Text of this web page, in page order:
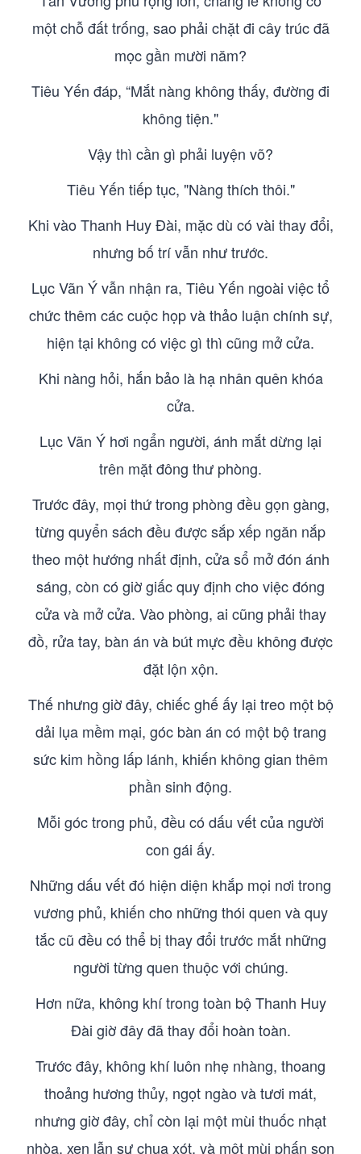
một chỗ đất trống, sao phải chặt đi cây trúc đã
mọc gần mười năm?
Tiêu Yến đáp, “Mắt nàng không thấy, đường đi
không tiện."
Vậy thì cần gì phải luyện võ?
Tiêu Yến tiếp tục, "Nàng thích thôi."
Khi vào Thanh Huy Đài, mặc dù có vài thay đổi,
nhưng bố trí vẫn như trước.
Lục Vãn Ý vẫn nhận ra, Tiêu Yến ngoài việc tổ
chức thêm các cuộc họp và thảo luận chính sự,
hiện tại không có việc gì thì cũng mở cửa.
Khi nàng hỏi, hắn bảo là hạ nhân quên khóa
cửa.
Lục Vãn Ý hơi ngẩn người, ánh mắt dừng lại
trên mặt đông thư phòng.
Trước đây, mọi thứ trong phòng đều gọn gàng,
từng quyển sách đều được sắp xếp ngăn nắp
theo một hướng nhất định, cửa sổ mở đón ánh
sáng, còn có giờ giấc quy định cho việc đóng
cửa và mở cửa. Vào phòng, ai cũng phải thay
đồ, rửa tay, bàn án và bút mực đều không được
đặt lộn xộn.
Thế nhưng giờ đây, chiếc ghế ấy lại treo một bộ
dải lụa mềm mại, góc bàn án có một bộ trang
sức kim hồng lấp lánh, khiến không gian thêm
phần sinh động.
Mỗi góc trong phủ, đều có dấu vết của người
con gái ấy.
Những dấu vết đó hiện diện khắp mọi nơi trong
vương phủ, khiến cho những thói quen và quy
tắc cũ đều có thể bị thay đổi trước mắt những
người từng quen thuộc với chúng.
Hơn nữa, không khí trong toàn bộ Thanh Huy
Đài giờ đây đã thay đổi hoàn toàn.
Trước đây, không khí luôn nhẹ nhàng, thoang
thoảng hương thủy, ngọt ngào và tươi mát,
nhưng giờ đây, chỉ còn lại một mùi thuốc nhạt
nhòa, xen lẫn sự chua xót, và một mùi phấn son